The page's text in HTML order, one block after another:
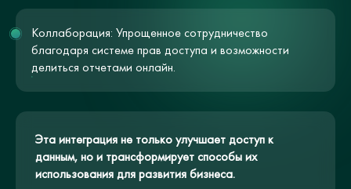
Коллаборация: Упрощенное сотрудничество
благодаря системе прав доступа и возможности
делиться отчетами онлайн.
Эта интеграция не только улучшает доступ к
данным, но и трансформирует способы их
использования для развития бизнеса.